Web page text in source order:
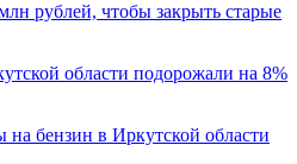
рублей, чтобы закрыть старые
области подорожали на 8%
бензин в Иркутской области